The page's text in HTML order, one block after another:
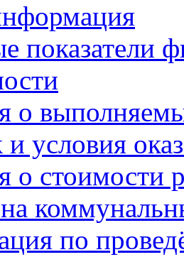
показатели
о
условия
о стоимости
по